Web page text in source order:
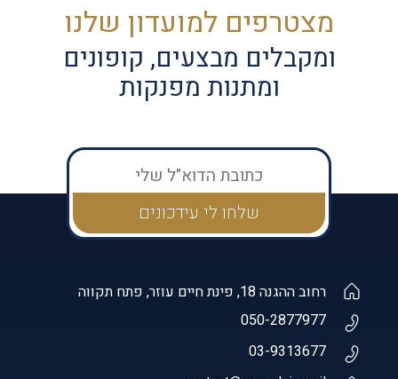
מצטרפים למועדון שלנו
ומקבלים מבצעים, קופונים
ומתנות מפנקות
רחוב ההגנה 18, פינת חיים עוזר, פתח תקווה
050-2877977
03-9313677